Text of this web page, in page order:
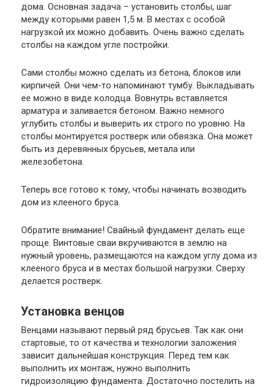
дома. Основная задача – установить столбы, шаг
между которыми равен 1,5 м. В местах с особой
нагрузкой их можно добавить. Очень важно сделать
столбы на каждом угле постройки.
Сами столбы можно сделать из бетона, блоков или
кирпичей. Они чем-то напоминают тумбу. Выкладывать
ее можно в виде колодца. Вовнутрь вставляется
арматура и заливается бетоном. Важно немного
углубить столбы и выверить их строго по уровню. На
столбы монтируется ростверк или обвязка. Она может
быть из деревянных брусьев, метала или
железобетона.
Теперь все готово к тому, чтобы начинать возводить
дом из клееного бруса.
Обратите внимание! Свайный фундамент делать еще
проще. Винтовые сваи вкручиваются в землю на
нужный уровень, размещаются на каждом углу дома из
клееного бруса и в местах большой нагрузки. Сверху
делается ростверк.
Установка венцов
Венцами называют первый ряд брусьев. Так как они
стартовые, то от качества и технологии заложения
зависит дальнейшая конструкция. Перед тем как
выполнить их монтаж, нужно выполнить
гидроизоляцию фундамента. Достаточно постелить на